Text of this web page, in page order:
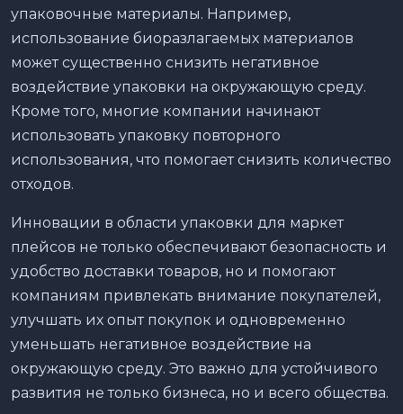
упаковочные материалы. Например,
использование биоразлагаемых материалов
может существенно снизить негативное
воздействие упаковки на окружающую среду.
Кроме того, многие компании начинают
использовать упаковку повторного
использования, что помогает снизить количество
отходов.
Инновации в области упаковки для маркет
плейсов не только обеспечивают безопасность и
удобство доставки товаров, но и помогают
компаниям привлекать внимание покупателей,
улучшать их опыт покупок и одновременно
уменьшать негативное воздействие на
окружающую среду. Это важно для устойчивого
развития не только бизнеса, но и всего общества.